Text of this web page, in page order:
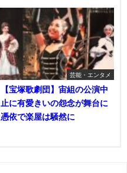
芸能・エンタメ
【宝塚歌劇団】宙組の公演中
止に有愛きいの怨念が舞台に
憑依で楽屋は騒然に